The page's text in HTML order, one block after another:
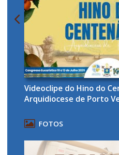
Videoclipe do Hino do
Arquidiocese de Porto
FOTOS